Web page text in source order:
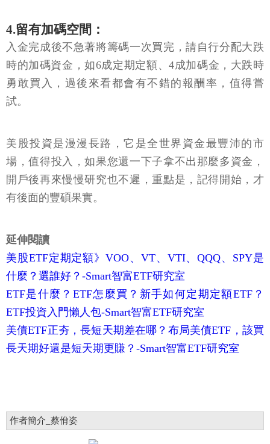
4.留有加碼空間：
入金完成後不急著將籌碼一次買完，請自行分配大跌
時的加碼資金，如6成定期定額、4成加碼金，大跌時
勇敢買入，過後來看都會有不錯的報酬率，值得嘗
試。
美股投資是漫漫長路，它是全世界資金最豐沛的市
場，值得投入，如果您還一下子拿不出那麼多資金，
開戶後再來慢慢研究也不遲，重點是，記得開始，才
有後面的豐碩果實。
延伸閱讀
美股ETF定期定額》VOO、VT、VTI、QQQ、SPY是
什麼？選誰好？-Smart智富ETF研究室
ETF是什麼？ETF怎麼買？新手如何定期定額ETF？
ETF投資入門懶人包-Smart智富ETF研究室
美債ETF正夯，長短天期差在哪？布局美債ETF，該買
長天期好還是短天期更賺？-Smart智富ETF研究室
作者簡介_蔡佾姿